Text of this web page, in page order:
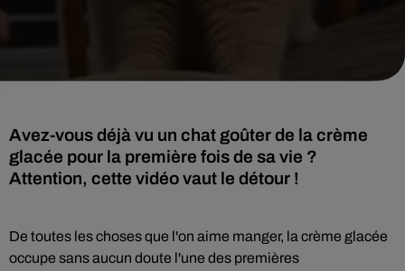
Avez-vous déjà vu un chat goûter de la crème
glacée pour la première fois de sa vie ?
Attention, cette vidéo vaut le détour !
De toutes les choses que l'on aime manger, la crème glacée
occupe sans aucun doute l'une des premières